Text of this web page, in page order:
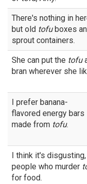
There's nothing in
but old tofuboxes
sprout containers.
She can put the tofu
bran wherever she
I prefer banana-
flavored energy bars
made from tofu.
I think it's disgusting,
people who murder
for food.